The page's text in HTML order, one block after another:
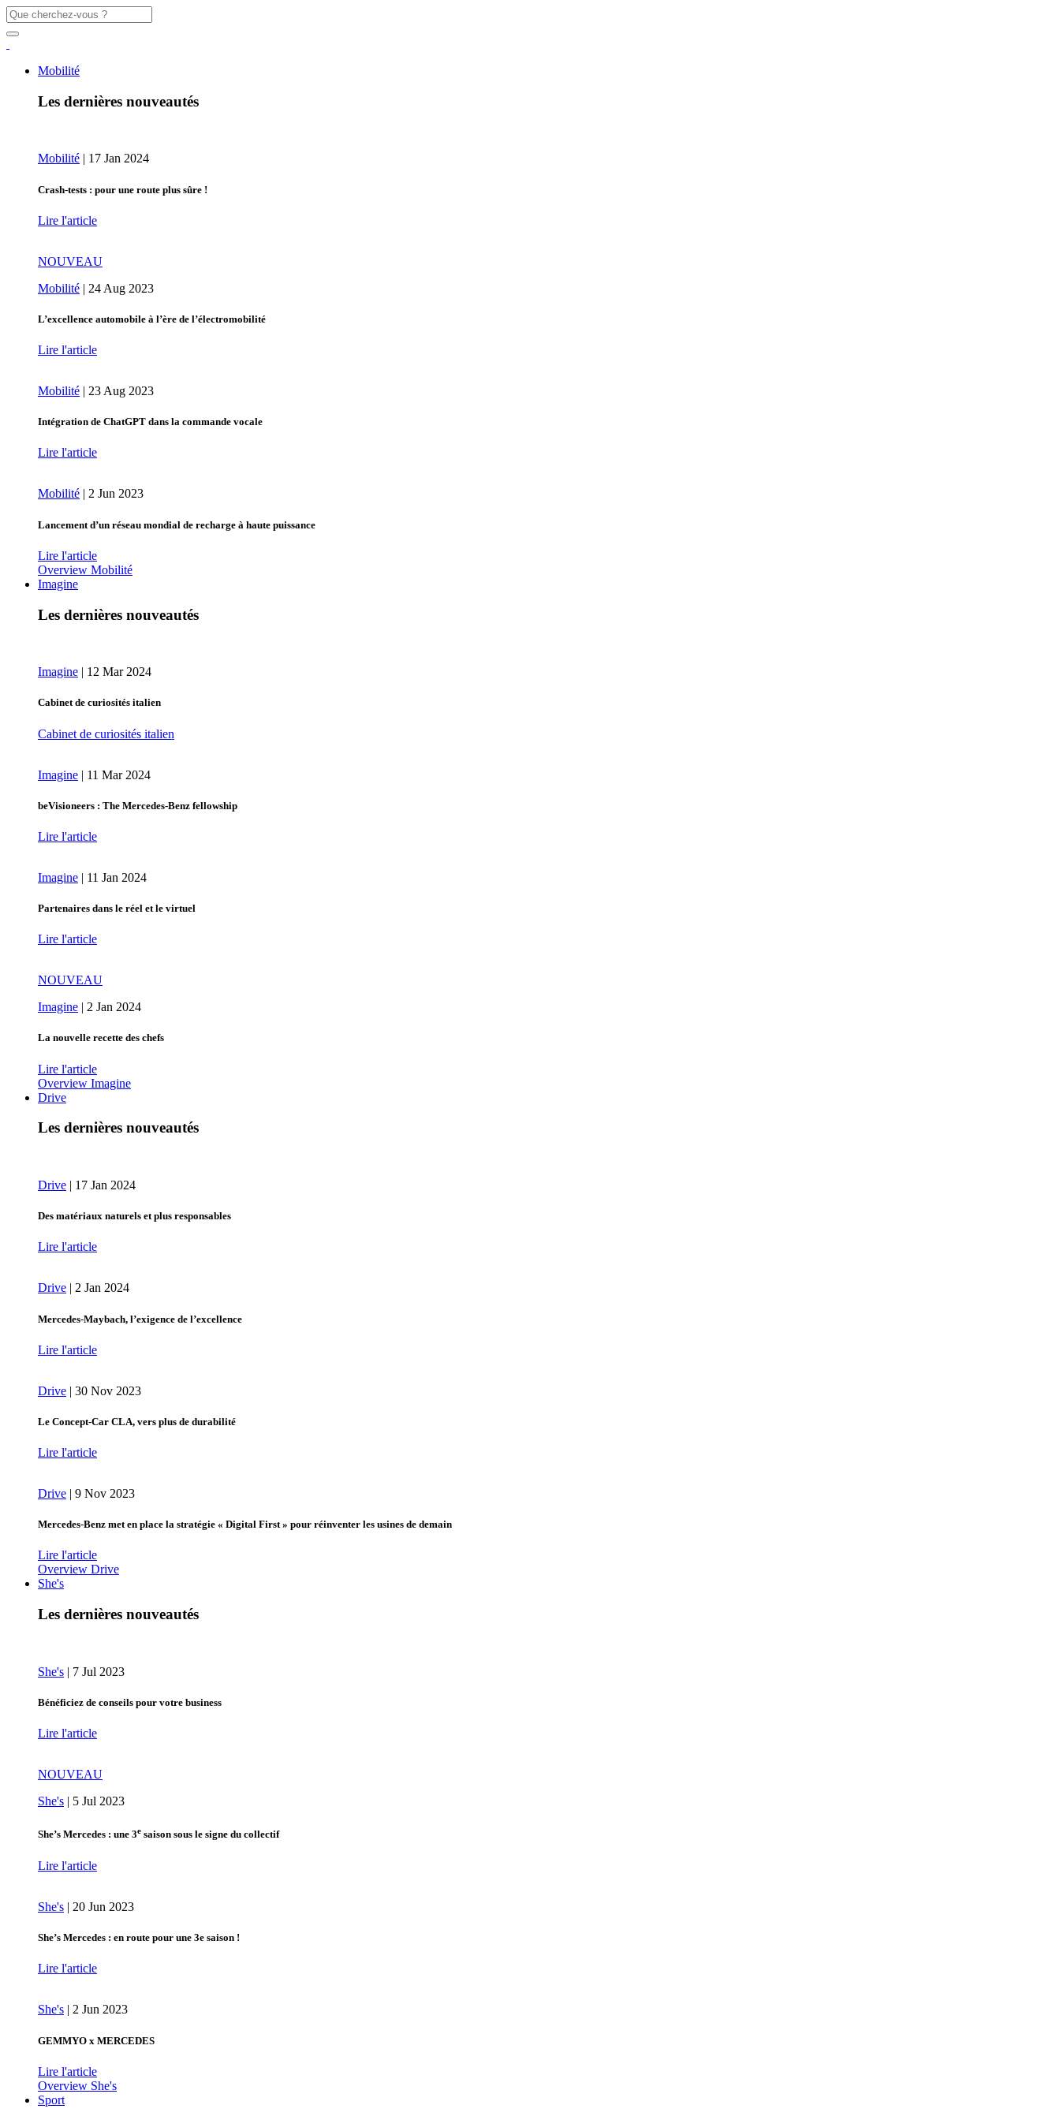
Mobilité
Les dernières nouveautés
Mobilité | 17 Jan 2024
Crash-tests : pour une route plus sûre !
Lire l'article
NOUVEAU
Mobilité | 24 Aug 2023
L’excellence automobile à l’ère de l’électromobilité
Lire l'article
Mobilité | 23 Aug 2023
Intégration de ChatGPT dans la commande vocale
Lire l'article
Mobilité 2 Jun 2023
Lancement d’un réseau mondial de recharge à haute puissance
Lire l'article
Overview Mobilité
Imagine
Les dernières nouveautés
Imagine | 12 Mar 2024
Cabinet de curiosités italien
Cabinet de curiosités italien
Imagine | 11 Mar 2024
beVisioneers : The Mercedes‑Benz fellowship
Lire l'article
Imagine | 11 Jan 2024
Partenaires dans le réel et le virtuel
Lire l'article
NOUVEAU
Imagine | 2 Jan 2024
La nouvelle recette des chefs
Lire l'article
Overview Imagine
Drive
Les dernières nouveautés
Drive | 17 Jan 2024
Des matériaux naturels et plus responsables
Lire l'article
Drive | 2 Jan 2024
Mercedes-Maybach, l’exigence de l’excellence
Lire l'article
Drive | 30 Nov 2023
Le Concept-Car CLA, vers plus de durabilité
Lire l'article
Drive | 9 Nov 2023
Mercedes-Benz met en place la stratégie « Digital First » pour réinventer les usines de demain
Lire l'article
Overview Drive
She's
Les dernières nouveautés
She's | 7 Jul 2023
Bénéficiez de conseils pour votre business
Lire l'article
NOUVEAU
She's | 5 Jul 2023
She’s Mercedes : une 3e saison sous le signe du collectif
Lire l'article
She's | 20 Jun 2023
She’s Mercedes : en route pour une 3e saison !
Lire l'article
She's | 2 Jun 2023
GEMMYO x MERCEDES
Lire l'article
Overview She's
Sport